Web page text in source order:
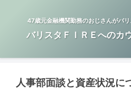
47歳元金融機関勤務のおじさんがバ
バリスタＦＩＲＥへのカ
人事部面談と資産状況に